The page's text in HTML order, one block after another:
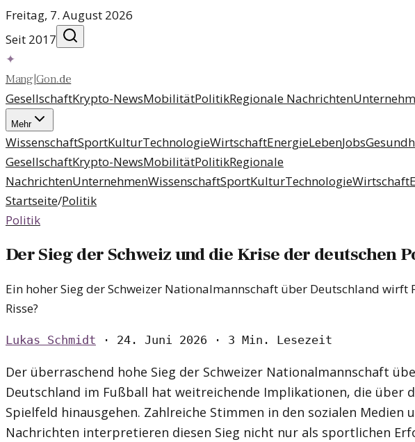
Freitag, 7. August 2026
Seit 2017
✦
Mang|Gon.de
GesellschaftKrypto-NewsMobilitätPolitikRegionale Nachrichten
Mehr
WissenschaftSportKulturTechnologieWirtschaftEnergieLebenJobs
GesellschaftKrypto-NewsMobilitätPolitikRegionale
NachrichtenUnternehmenWissenschaftSportKulturTechnologieWirtschaft
Startseite/Politik
Politik
Der Sieg der Schweiz und die Krise der deutschen
Ein hoher Sieg der Schweizer Nationalmannschaft über Deutschland
Risse?
Lukas Schmidt · 24. Juni 2026 · 3 Min. Lesezeit
Der überraschend hohe Sieg der Schweizer Nationalmannschaft
Deutschland im Fußball hat weitreichende Implikationen, die über
Spielfeld hinausgehen. Zahlreiche Stimmen in den sozialen Medien
Nachrichten interpretieren diesen Sieg nicht nur als sportlichen